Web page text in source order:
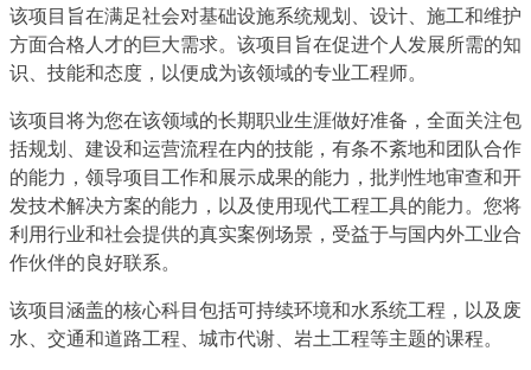
该项目旨在满足社会对基础设施系统规划、设计、施工和维护
方面合格人才的巨大需求。该项目旨在促进个人发展所需的知
识、技能和态度，以便成为该领域的专业工程师。
该项目将为您在该领域的长期职业生涯做好准备，全面关注包
括规划、建设和运营流程在内的技能，有条不紊地和团队合作
的能力，领导项目工作和展示成果的能力，批判性地审查和开
发技术解决方案的能力，以及使用现代工程工具的能力。您将
利用行业和社会提供的真实案例场景，受益于与国内外工业合
作伙伴的良好联系。
该项目涵盖的核心科目包括可持续环境和水系统工程，以及废
水、交通和道路工程、城市代谢、岩土工程等主题的课程。